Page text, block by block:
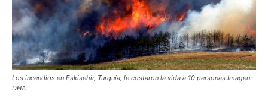
Los incendios en Eskisehir, Turquía, le costaron la vida a 10 personas.Imagen:
DHA